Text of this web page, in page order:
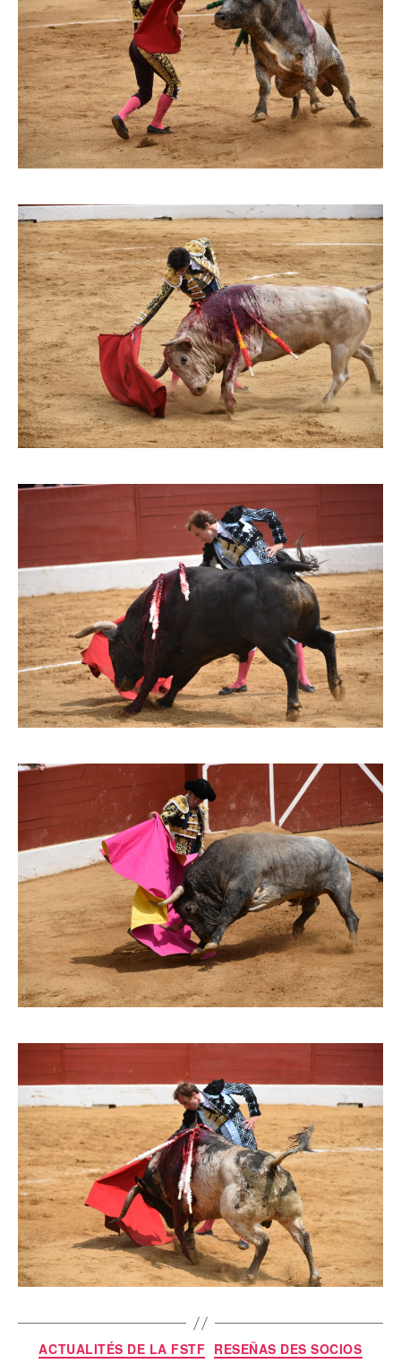
ACTUALITÉS DE LA FSTF RESEÑAS DES SOCIOS